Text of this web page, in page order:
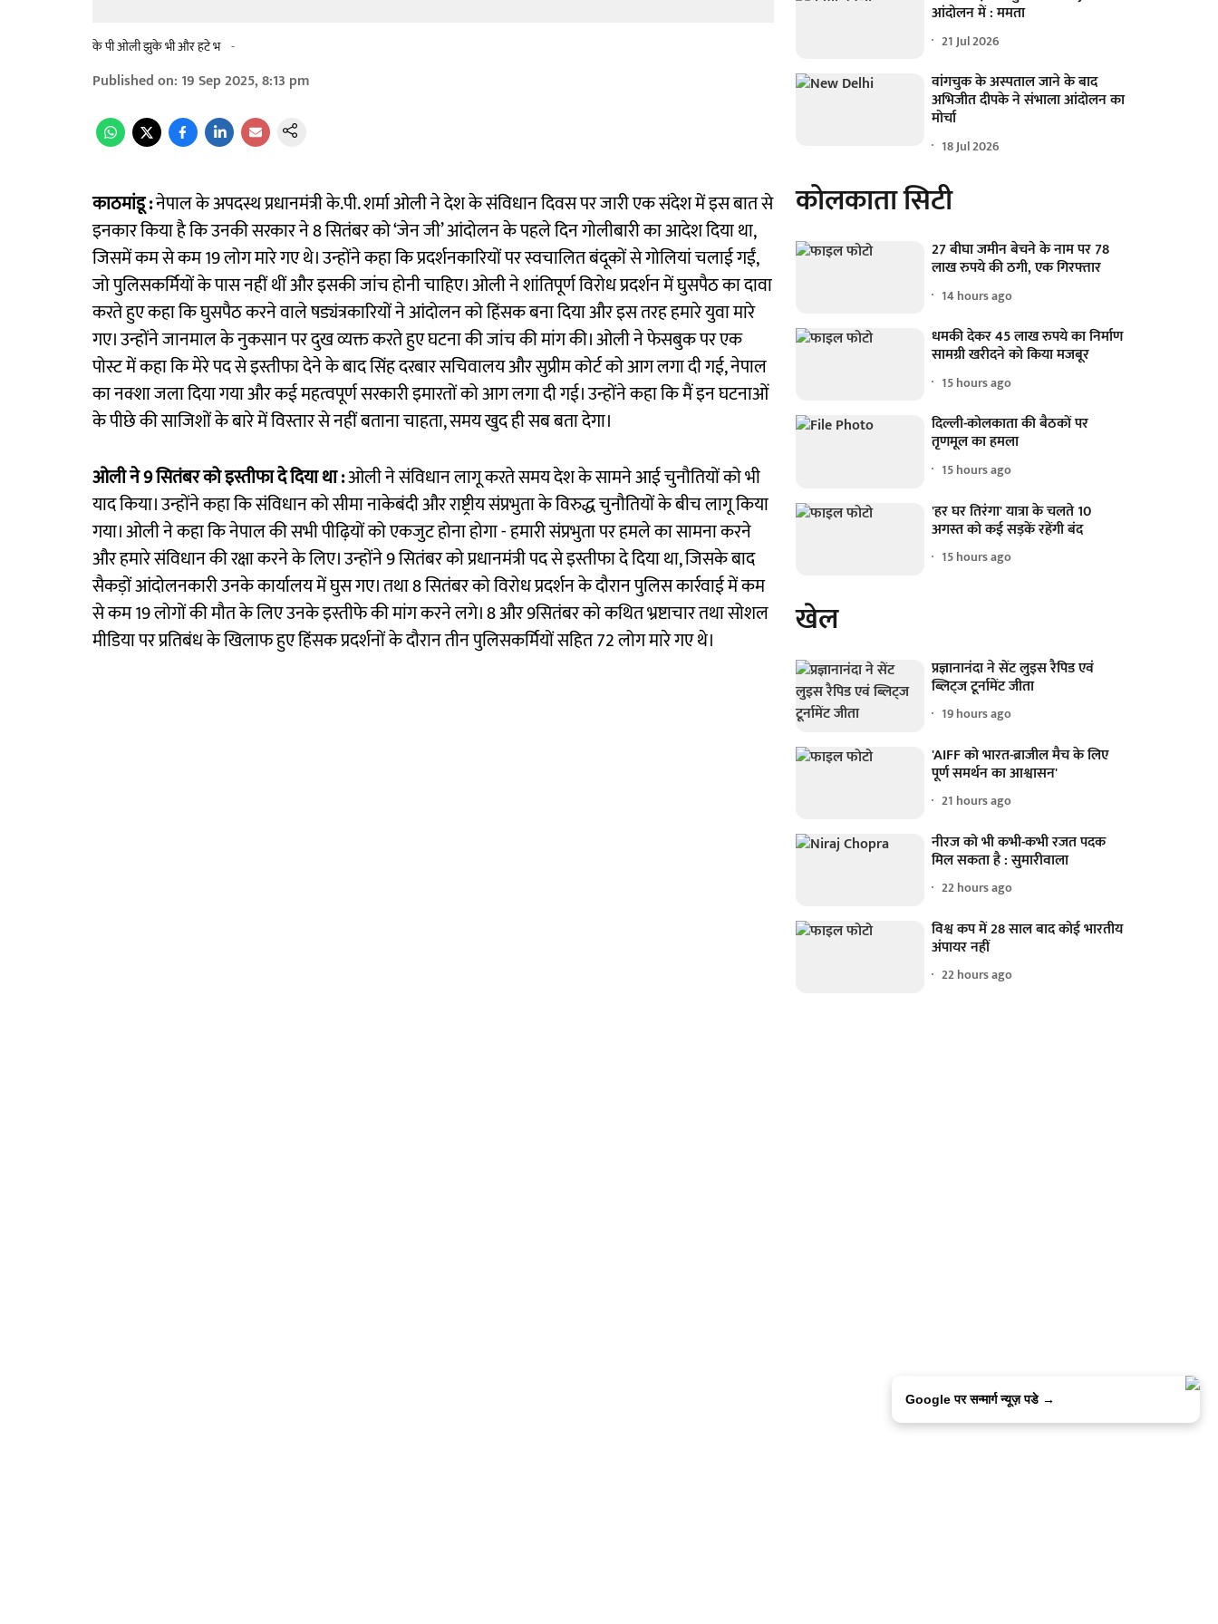
के पी ओली झुके भी और हटे भ -
Published on: 19 Sep 2025, 8:13 pm
काठमांडू :नेपाल के अपदस्थ प्रधानमंत्री के.पी. शर्मा ओली ने देश के संविधान दिवस पर जारी एक संदेश में इस बात से
इनकार किया है कि उनकी सरकार ने 8 सितंबर को ‘जेन जी’ आंदोलन के पहले दिन गोलीबारी का आदेश दिया था,
जिसमें कम से कम 19 लोग मारे गए थे। उन्होंने कहा कि प्रदर्शनकारियों पर स्वचालित बंदूकों से गोलियां चलाई गईं,
जो पुलिसकर्मियों के पास नहीं थीं और इसकी जांच होनी चाहिए। ओली ने शांतिपूर्ण विरोध प्रदर्शन में घुसपैठ का दावा
करते हुए कहा कि घुसपैठ करने वाले षड्यंत्रकारियों ने आंदोलन को हिंसक बना दिया और इस तरह हमारे युवा मारे
गए। उन्होंने जानमाल के नुकसान पर दुख व्यक्त करते हुए घटना की जांच की मांग की। ओली ने फेसबुक पर एक
पोस्ट में कहा कि मेरे पद से इस्तीफा देने के बाद सिंह दरबार सचिवालय और सुप्रीम कोर्ट को आग लगा दी गई, नेपाल
का नक्शा जला दिया गया और कई महत्वपूर्ण सरकारी इमारतों को आग लगा दी गई। उन्होंने कहा कि मैं इन घटनाओं
के पीछे की साजिशों के बारे में विस्तार से नहीं बताना चाहता, समय खुद ही सब बता देगा।
ओली ने 9 सितंबर को इस्तीफा दे दिया था :ओली ने संविधान लागू करते समय देश के सामने आई चुनौतियों को भी
याद किया। उन्होंने कहा कि संविधान को सीमा नाकेबंदी और राष्ट्रीय संप्रभुता के विरुद्ध चुनौतियों के बीच लागू किया
गया। ओली ने कहा कि नेपाल की सभी पीढ़ियों को एकजुट होना होगा - हमारी संप्रभुता पर हमले का सामना करने
और हमारे संविधान की रक्षा करने के लिए। उन्होंने 9 सितंबर को प्रधानमंत्री पद से इस्तीफा दे दिया था, जिसके बाद
सैकड़ों आंदोलनकारी उनके कार्यालय में घुस गए। तथा 8 सितंबर को विरोध प्रदर्शन के दौरान पुलिस कार्रवाई में कम
से कम 19 लोगों की मौत के लिए उनके इस्तीफे की मांग करने लगे। 8 और 9सितंबर को कथित भ्रष्टाचार तथा सोशल
मीडिया पर प्रतिबंध के खिलाफ हुए हिंसक प्रदर्शनों के दौरान तीन पुलिसकर्मियों सहित 72 लोग मारे गए थे।
आंदोलन में : ममता
21 Jul 2026
वांगचुक के अस्पताल जाने के बाद
अभिजीत दीपके ने संभाला आंदोलन का
मोर्चा
18 Jul 2026
कोलकाता सिटी
27 बीघा जमीन बेचने के नाम पर 78
लाख रुपये की ठगी, एक गिरफ्तार
14 hours ago
धमकी देकर 45 लाख रुपये का निर्माण
सामग्री खरीदने को किया मजबूर
15 hours ago
दिल्ली-कोलकाता की बैठकों पर
तृणमूल का हमला
15 hours ago
'हर घर तिरंगा' यात्रा के चलते 10
अगस्त को कई सड़कें रहेंगी बंद
15 hours ago
खेल
प्रज्ञानानंदा ने सेंट लुइस रैपिड एवं
ब्लिट्ज टूर्नामेंट जीता
19 hours ago
'AIFF को भारत-ब्राजील मैच के लिए
पूर्ण समर्थन का आश्वासन'
21 hours ago
नीरज को भी कभी-कभी रजत पदक
मिल सकता है : सुमारीवाला
22 hours ago
विश्व कप में 28 साल बाद कोई भारतीय
अंपायर नहीं
22 hours ago
Google पर सन्मार्ग न्यूज़ पडे →